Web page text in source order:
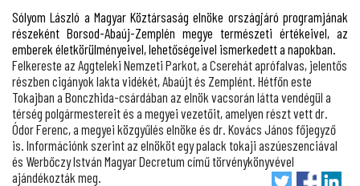
Sólyom László a Magyar Köztársaság elnöke országjáró programjának
részeként Borsod-Abaúj-Zemplén megye természeti értékeivel, az
emberek életkörülményeivel, lehetőségeivel ismerkedett a napokban.
Felkereste az Aggteleki Nemzeti Parkot, a Cserehát aprófalvas, jelentős
részben cigányok lakta vidékét, Abaújt és Zemplént. Hétfőn este
Tokajban a Bonczhida-csárdában az elnök vacsorán látta vendégül a
térség polgármestereit és a megyei vezetőit, amelyen részt vett dr.
Ódor Ferenc, a megyei közgyűlés elnöke és dr. Kovács János főjegyző
is. Információnk szerint az elnököt egy palack tokaji aszúeszenciával
és Werbőczy István Magyar Decretum című törvénykönyvével
ajándékozták meg.